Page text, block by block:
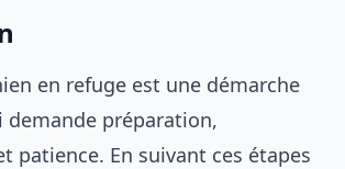
en refuge est une démarche
demande préparation,
patience. En suivant ces étapes